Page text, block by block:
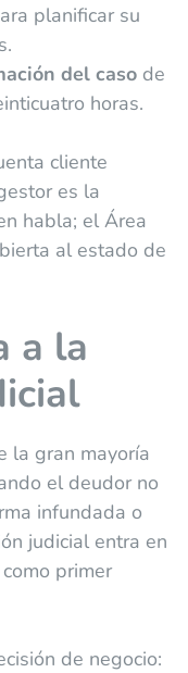
planificar su
del casode
horas.
cliente
es la
habla; el Área
al estado de
a la
la gran mayoría
el deudor no
infundada o
judicial entra en
primer
de negocio: